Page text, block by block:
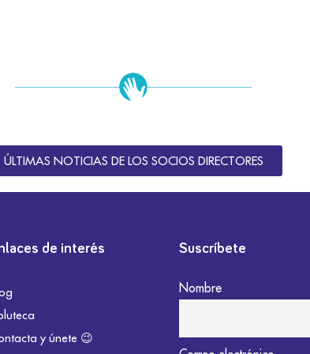
ÚLTIMAS NOTICIAS DE LOS SOCIOS DIRECTORES
de interés
y únete 😉
Suscríbete
Nombre